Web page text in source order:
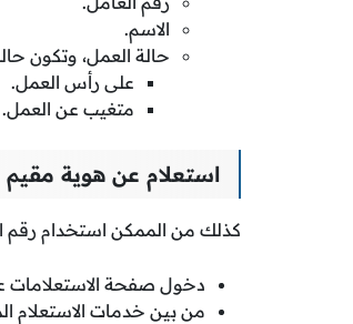
الاسم.
حالة العمل، وتكون
على رأس العمل.
متغيب عن العمل.
استعلام عن هوية مقيم
كذلك من الممكن استخدام رقم
دخول صفحة الاستعلامات
من بين خدمات الاستعلام